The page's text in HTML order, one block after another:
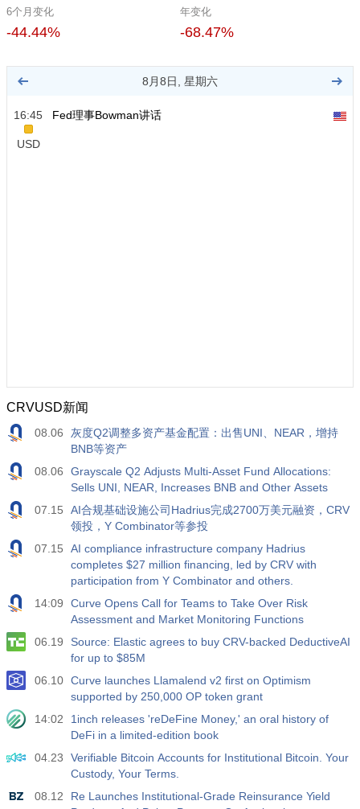
6个月变化
-44.44%
年变化
-68.47%
8月8日, 星期六
16:45
USD
Fed理事Bowman讲话
CRVUSD新闻
08.06
灰度Q2调整多资产基金配置：出售UNI、NEAR，增持
BNB等资产
08.06
Grayscale Q2 Adjusts Multi-Asset Fund Allocations:
Sells UNI, NEAR, Increases BNB and Other Assets
07.15
AI合规基础设施公司Hadrius完成2700万美元融资，CRV
领投，Y Combinator等参投
07.15
AI compliance infrastructure company Hadrius
completes $27 million financing, led by CRV with
participation from Y Combinator and others.
14:09
Curve Opens Call for Teams to Take Over Risk
Assessment and Market Monitoring Functions
06.19
Source: Elastic agrees to buy CRV-backed DeductiveAI
for up to $85M
06.10 Curve launches Llamalend v2 first on Optimism
supported by 250,000 OP token grant
14:02
1inch releases 'reDeFine Money,' an oral history of
DeFi in a limited-edition book
04.23
Verifiable Bitcoin Accounts for Institutional Bitcoin. Your
Custody, Your Terms.
08.12
Re Launches Institutional-Grade Reinsurance Yield